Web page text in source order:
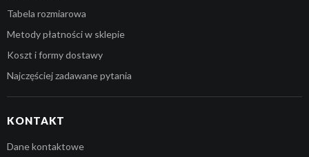
Tabela rozmiarowa
Metody płatności w sklepie
Koszt i formy dostawy
Najczęściej zadawane pytania
KONTAKT
Dane kontaktowe